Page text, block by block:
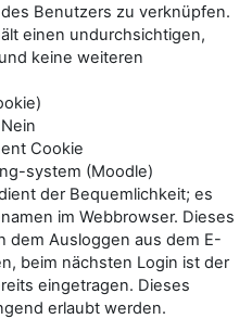
Benutzers zu verknüpfen.
einen undurchsichtigen,
keine weiteren
Cookie
system (Moodle)
der Bequemlichkeit; es
im Webbrowser. Dieses
dem Ausloggen aus dem E-
beim nächsten Login ist der
eingetragen. Dieses
erlaubt werden.